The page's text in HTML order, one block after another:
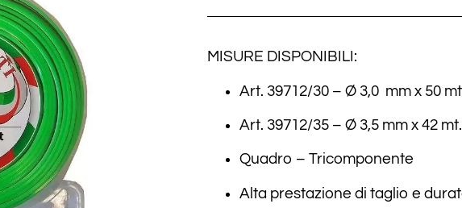
MISURE DISPONIBILI:
Art. 39712/30 – Ø 3,0 mm x 50
Art. 39712/35 – Ø 3,5 mm x 42 mt.
Quadro – Tricomponente
Alta prestazione di taglio e